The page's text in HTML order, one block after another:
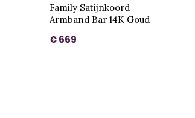
Family Satijnkoord
Armband Bar 14K Goud
€ 669